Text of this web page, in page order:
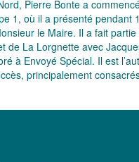
Pierre Bonte a
1, où il a présenté pendant
le Maire. Il a fait partie
de La Lorgnette avec
à Envoyé Spécial. Il est
principalement